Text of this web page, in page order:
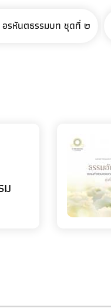
อรหันตธรรมบท ชุดที่ ๒
ม